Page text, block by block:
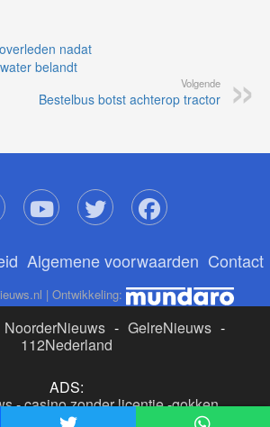
nadat
belandt
Volgende
Bestelbus botst achterop tractor
Algemene voorwaarden Contact
| Ontwikkeling:
NoorderNieuws - GelreNieuws -
112Nederland
ADS:
-casino zonder licentie-gokken
beste online casino nederland